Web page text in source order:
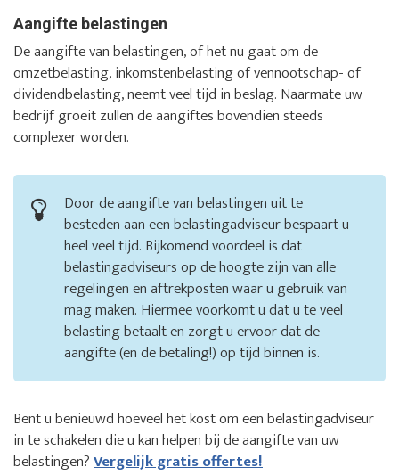
Aangifte belastingen
De aangifte van belastingen, of het nu gaat om de
omzetbelasting, inkomstenbelasting of vennootschap- of
dividendbelasting, neemt veel tijd in beslag. Naarmate uw
bedrijf groeit zullen de aangiftes bovendien steeds
complexer worden.
Door de aangifte van belastingen uit te
besteden aan een belastingadviseur bespaart u
heel veel tijd. Bijkomend voordeel is dat
belastingadviseurs op de hoogte zijn van alle
regelingen en aftrekposten waar u gebruik van
mag maken. Hiermee voorkomt u dat u te veel
belasting betaalt en zorgt u ervoor dat de
aangifte (en de betaling!) op tijd binnen is.
Bent u benieuwd hoeveel het kost om een belastingadviseur
in te schakelen die u kan helpen bij de aangifte van uw
belastingen?Vergelijk gratis offertes!